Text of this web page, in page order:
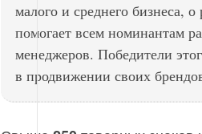
малого и среднего бизнеса,
помогает всем номинантам
менеджеров. Победители
в продвижении своих